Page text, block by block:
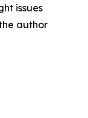
issues
author